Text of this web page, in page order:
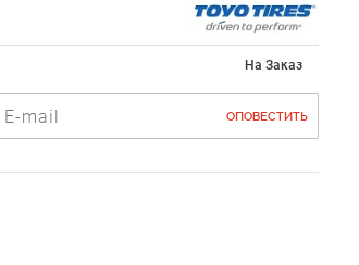
На Заказ
ОПОВЕСТИТЬ